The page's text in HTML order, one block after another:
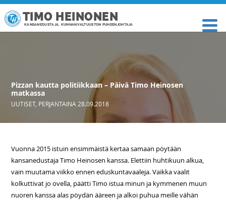
TIMO HEINONEN
KANSANEDUSTAJA, KUNNANVALTUUSTON PUHEENJOHTAJA
Pizzan kautta politiikkaan – Päivä Timo Heinosen
matkassa
UUTISET, PERJANTAINA 28.09.2018
Vuonna 2015 istuin ensimmäistä kertaa samaan pöytään
kansanedustaja Timo Heinosen kanssa. Elettiin huhtikuun alkua,
vain muutama viikko ennen eduskuntavaaleja. Vaikka vaalit
kolkuttivat jo ovella, päätti Timo istua minun ja kymmenen muun
nuoren kanssa alas pöydän ääreen ja alkoi puhua meille vähän